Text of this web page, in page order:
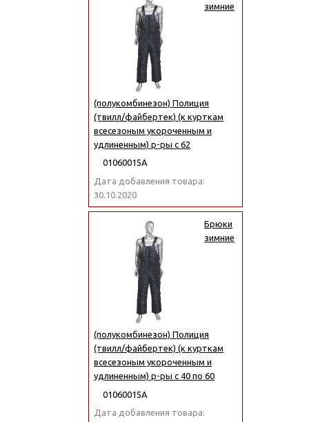
зимние
(полукомбинезон) Полиция
(твилл/файбертек) (к курткам
всесезоным укороченным и
удлиненным) р-ры с 62
01060015А
Дата добавления товара:
30.10.2020
Брюки
зимние
(полукомбинезон) Полиция
(твилл/файбертек) (к курткам
всесезоным укороченным и
удлиненным) р-ры с 40 по 60
01060015А
Дата добавления товара: